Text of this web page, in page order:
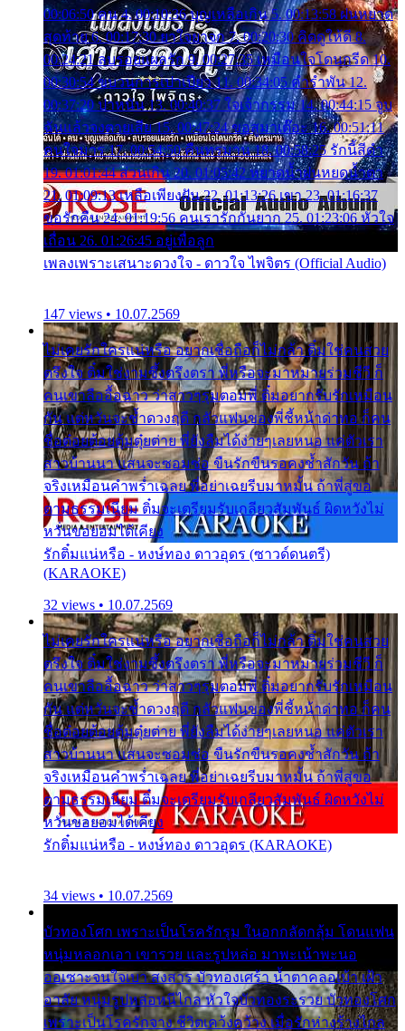
00:06:50 คน 4. 00:10:36 บุญเหลือเกิน 5. 00:13:58 ฝนหยาด
สุดท้าย 6. 00:17:30 ยาใจยาจก 7. 00:20:30 คิดดูให้ดี 8.
00:24:21 ลบรอยแผลรัก 9. 00:27:35 เหมือนใจโดนกรีด 10.
00:30:54 ขบวนการเปาเปียว 11. 00:34:05 คำรำพัน 12.
00:37:20 ปาหนัน 13. 00:40:37 ใจเจ้ากรรม 14. 00:44:15 จูบ
ฉันแล้วจงตายเสีย 15. 00:47:24 ขอสูมาเต๊อะ 16. 00:51:11
คนใจมาร 17. 00:54:50 คืนทรมาน 18. 00:58:25 รักนี้สีดำ
19. 01:01:44 ส่วนเกิน 20. 01:05:42 หยาดน้ำฝนหยดน้ำตา
21. 01:09:13 เหลือเพียงฝัน 22. 01:13:26 เขา 23. 01:16:37
ขอรักคืน 24. 01:19:56 คนเรารักกันยาก 25. 01:23:06 หัวใจ
เถื่อน 26. 01:26:45 อยู่เพื่อลูก
เพลงเพราะเสนาะดวงใจ - ดาวใจ ไพจิตร (Official Audio)
147 views • 10.07.2569
ไม่เคยรักใครแน่หรือ อยากเชื่อถือก็ไม่กล้า ติ๋มใช่คนสวย
ตรึงใจ ติ๋มใช่งามซึ้งตรึงตรา พี่หรือจะมาหมายร่วมชีวี ก็
คนเขาลืออื้อฉาว ว่าสาวๆรุมตอมพี่ ติ๋มอยากรับรักเหมือน
กัน แต่หวั่นจะช้ำดวงฤดี กลัวแฟนของพี่ชี้หน้าด่าทอ ก็คน
ชื่อต๋อยต้อยตุ้มตุ๋ยต่าย พี่ยังลืมได้ง่ายๆเลยหนอ แค่ตัวเรา
สาวบ้านนา แสนจะซอมซ่อ ขืนรักขืนรอคงช้ำสักวัน ถ้า
จริงเหมือนคำพร่ำเฉลย พี่อย่าเฉยรีบมาหมั้น ถ้าพี่สู่ขอ
ตามธรรมเนียม ติ๋มจะเตรียมรับเกลียวสัมพันธ์ ผิดหวังไม่
หวั่นขอยอมได้เคียง
รักติ๋มแน่หรือ - หงษ์ทอง ดาวอุดร (ซาวด์ดนตรี)
(KARAOKE)
32 views • 10.07.2569
ไม่เคยรักใครแน่หรือ อยากเชื่อถือก็ไม่กล้า ติ๋มใช่คนสวย
ตรึงใจ ติ๋มใช่งามซึ้งตรึงตรา พี่หรือจะมาหมายร่วมชีวี ก็
คนเขาลืออื้อฉาว ว่าสาวๆรุมตอมพี่ ติ๋มอยากรับรักเหมือน
กัน แต่หวั่นจะช้ำดวงฤดี กลัวแฟนของพี่ชี้หน้าด่าทอ ก็คน
ชื่อต๋อยต้อยตุ้มตุ๋ยต่าย พี่ยังลืมได้ง่ายๆเลยหนอ แค่ตัวเรา
สาวบ้านนา แสนจะซอมซ่อ ขืนรักขืนรอคงช้ำสักวัน ถ้า
จริงเหมือนคำพร่ำเฉลย พี่อย่าเฉยรีบมาหมั้น ถ้าพี่สู่ขอ
ตามธรรมเนียม ติ๋มจะเตรียมรับเกลียวสัมพันธ์ ผิดหวังไม่
หวั่นขอยอมได้เคียง
รักติ๋มแน่หรือ - หงษ์ทอง ดาวอุดร (KARAOKE)
34 views • 10.07.2569
บัวทองโศก เพราะเป็นโรครักรุม ในอกกลัดกลุ้ม โดนแฟน
หนุ่มหลอกเอา เขารวย และรูปหล่อ มาพะเน้าพะนอ
ออเซาะจนใจเบา สงสาร บัวทองเศร้า น้ำตาคลอเบ้า เฝ้า
อาลัย หนุ่มรูปหล่อหนีไกล หัวใจบัวทองระรวย บัวทองโศก
เพราะเป็นโรครักจาง ชีวิตเคว้งคว้าง เมื่อรักห่างร้างไกล